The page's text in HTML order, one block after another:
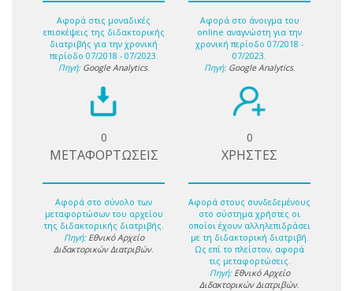
Αφορά στις μοναδικές
επισκέψεις της διδακτορικής
διατριβής για την χρονική
περίοδο 07/2018 - 07/2023.
Πηγή: Google Analytics.
Αφορά στο άνοιγμα του
online αναγνώστη για την
χρονική περίοδο 07/2018 -
07/2023.
Πηγή: Google Analytics.
0
ΜΕΤΑΦΟΡΤΩΣΕΙΣ
Αφορά στο σύνολο των
μεταφορτώσων του αρχείου
της διδακτορικής διατριβής.
Πηγή: Εθνικό Αρχείο
Διδακτορικών Διατριβών.
0
ΧΡΗΣΤΕΣ
Αφορά στους συνδεδεμένους
στο σύστημα χρήστες οι
οποίοι έχουν αλληλεπιδράσει
με τη διδακτορική διατριβή.
Ως επί το πλείστον, αφορά
τις μεταφορτώσεις.
Πηγή: Εθνικό Αρχείο
Διδακτορικών Διατριβών.